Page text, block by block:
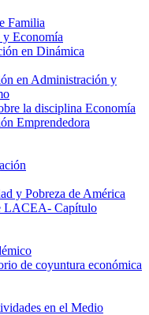
Familia
Economía
en Dinámica
en Administración y
la disciplina Economía
Emprendedora
y Pobreza de América
LACEA- Capítulo
de coyuntura económica
en el Medio